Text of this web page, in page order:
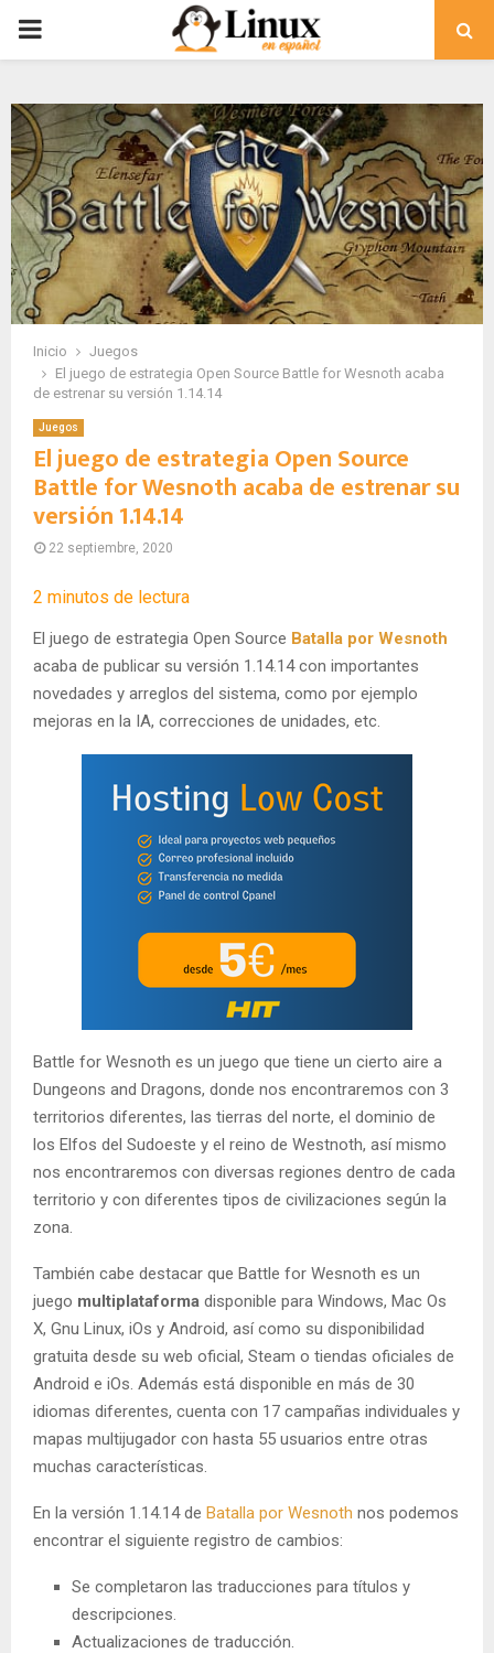
PRIMARY
Inicio
Juegos
El juego de estrategia Open Source Battle for Wesnoth acaba
de estrenar su versión 1.14.14
Juegos
El juego de estrategia Open Source
Battle for Wesnoth acaba de estrenar su
versión 1.14.14
22 septiembre, 2020
2 minutos de lectura
El juego de estrategia Open Source Batalla por Wesnoth
acaba de publicar su versión 1.14.14 con importantes
novedades y arreglos del sistema, como por ejemplo
mejoras en la IA, correcciones de unidades, etc.
Battle for Wesnoth es un juego que tiene un cierto aire a
Dungeons and Dragons, donde nos encontraremos con 3
territorios diferentes, las tierras del norte, el dominio de
los Elfos del Sudoeste y el reino de Westnoth, así mismo
nos encontraremos con diversas regiones dentro de cada
territorio y con diferentes tipos de civilizaciones según la
zona.
También cabe destacar que Battle for Wesnoth es un
juego multiplataforma disponible para Windows, Mac Os
X, Gnu Linux, iOs y Android, así como su disponibilidad
gratuita desde su web oficial, Steam o tiendas oficiales de
Android e iOs. Además está disponible en más de 30
idiomas diferentes, cuenta con 17 campañas individuales y
mapas multijugador con hasta 55 usuarios entre otras
muchas características.
En la versión 1.14.14 de Batalla por Wesnoth nos podemos
encontrar el siguiente registro de cambios:
Se completaron las traducciones para títulos y
descripciones.
Actualizaciones de traducción.